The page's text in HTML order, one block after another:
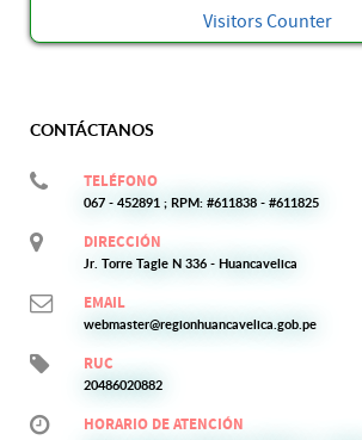
Visitors Counter
CONTÁCTANOS
TELÉFONO
067 - 452891 ; RPM: #611838 - #611825
DIRECCIÓN
Jr. Torre Tagle N 336 - Huancavelica
EMAIL
webmaster@regionhuancavelica.gob.pe
RUC
20486020882
HORARIO DE ATENCIÓN